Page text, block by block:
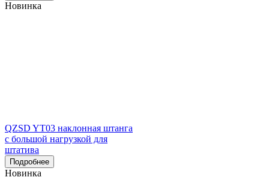
Новинка
QZSD YT03 наклонная штанга
с большой нагрузкой для
штатива
Подробнее
Новинка